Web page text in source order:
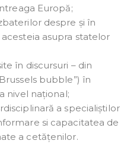
Europă;
despre și în
asupra statelor
în discursuri – din
bubble”) în
nivel național;
a specialiștilor
si capacitatea de
a cetățenilor.